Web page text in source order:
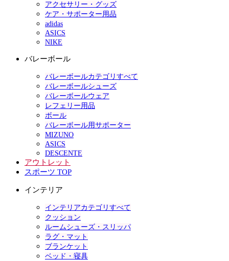
アクセサリー・グッズ
ケア・サポーター用品
adidas
ASICS
NIKE
バレーボール
バレーボールカテゴリすべて
バレーボールシューズ
バレーボールウェア
レフェリー用品
ボール
バレーボール用サポーター
MIZUNO
ASICS
DESCENTE
アウトレット
スポーツ TOP
インテリア
インテリアカテゴリすべて
クッション
ルームシューズ・スリッパ
ラグ・マット
ブランケット
ベッド・寝具